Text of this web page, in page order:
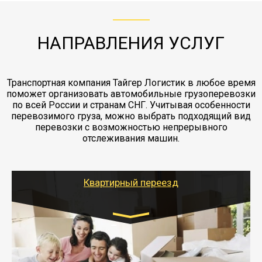
заканчивая выгрузкой в пункте получателя.
НАПРАВЛЕНИЯ УСЛУГ
Транспортная компания Тайгер Логистик в любое время
поможет организовать автомобильные грузоперевозки
по всей России и странам СНГ. Учитывая особенности
перевозимого груза, можно выбрать подходящий вид
перевозки с возможностью непрерывного
отслеживания машин.
Квартирный переезд
Газель: 1,5 и 3 тонны
от 5000 руб.